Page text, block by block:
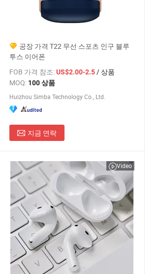
공장 가격 T22 무선 스포츠 인구 블루
투스 이어폰
FOB 가격 참조:US$2.00-2.5/ 상품
MOQ: 100 상품
Huizhou Simba Technology Co., Ltd.
지금 연락
Video